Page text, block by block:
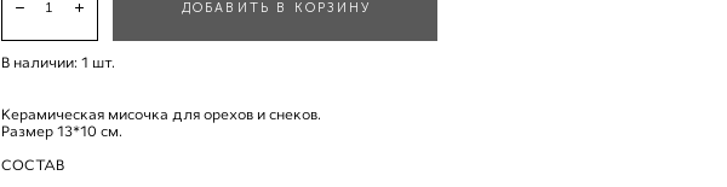
В наличии: 1 шт.
ДОБАВИТЬ В КОРЗИНУ
Керамическая мисочка для орехов и снеков.
Размер 13*10 см.
СОСТАВ